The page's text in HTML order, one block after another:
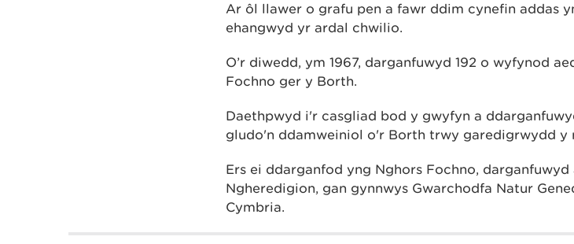
Ar ôl llawer o grafu pen a fawr ddim cynefin addas
ehangwyd yr ardal chwilio.
O’r diwedd, ym 1967, darganfuwyd 192 o wyfynod
Fochno ger y Borth.
Daethpwyd i'r casgliad bod y gwyfyn a
gludo'n ddamweiniol o'r Borth trwy garedigrwydd
Ers ei ddarganfod yng Nghors Fochno,
Ngheredigion, gan gynnwys Gwarchodfa Natur
Cymbria.